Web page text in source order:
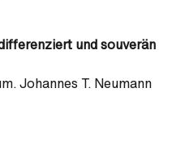
und souverän
Johannes T. Neumann